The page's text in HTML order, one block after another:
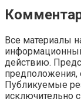
Все материалы
действию.
Публикуемые
исключительно